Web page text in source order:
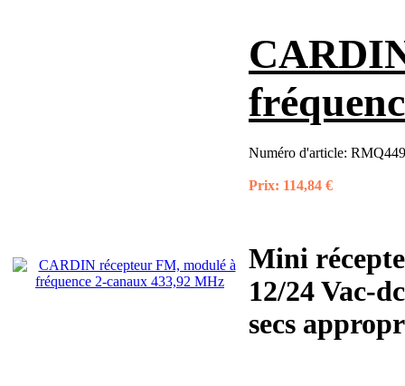
Numéro d'article:
Prix: 114,84 €
Mini
12/24 Vac-
secs